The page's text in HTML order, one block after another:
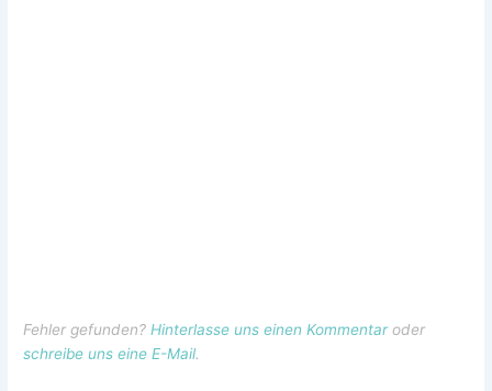
Fehler gefunden?Hinterlasse uns einen Kommentaroder
schreibe uns eine E-Mail.